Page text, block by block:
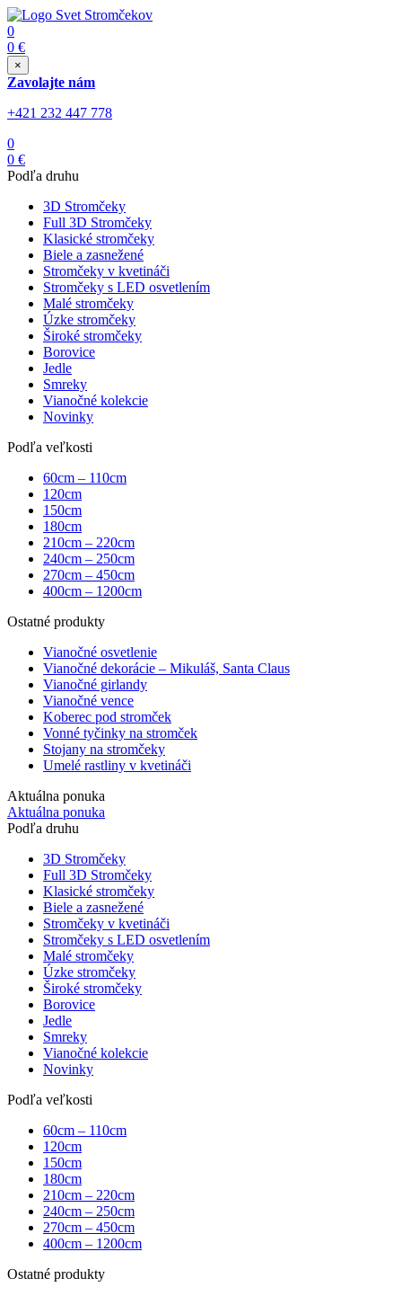
0
0 €
×
Zavolajte nám
+421 232 447 778
0
0 €
Podľa druhu
3D Stromčeky
Full 3D Stromčeky
Klasické stromčeky
Biele a zasnežené
Stromčeky v kvetináči
Stromčeky s LED osvetlením
Malé stromčeky
Úzke stromčeky
Široké stromčeky
Borovice
Jedle
Smreky
Vianočné kolekcie
Novinky
Podľa veľkosti
60cm – 110cm
120cm
150cm
180cm
210cm – 220cm
240cm – 250cm
270cm – 450cm
400cm – 1200cm
Ostatné produkty
Vianočné osvetlenie
Vianočné dekorácie – Mikuláš, Santa Claus
Vianočné girlandy
Vianočné vence
Koberec pod stromček
Vonné tyčinky na stromček
Stojany na stromčeky
Umelé rastliny v kvetináči
Aktuálna ponuka
Aktuálna ponuka
Podľa druhu
3D Stromčeky
Full 3D Stromčeky
Klasické stromčeky
Biele a zasnežené
Stromčeky v kvetináči
Stromčeky s LED osvetlením
Malé stromčeky
Úzke stromčeky
Široké stromčeky
Borovice
Jedle
Smreky
Vianočné kolekcie
Novinky
Podľa veľkosti
60cm – 110cm
120cm
150cm
180cm
210cm – 220cm
240cm – 250cm
270cm – 450cm
400cm – 1200cm
Ostatné produkty